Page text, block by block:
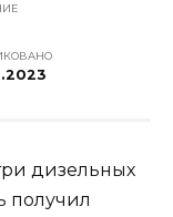
дизельных
получил